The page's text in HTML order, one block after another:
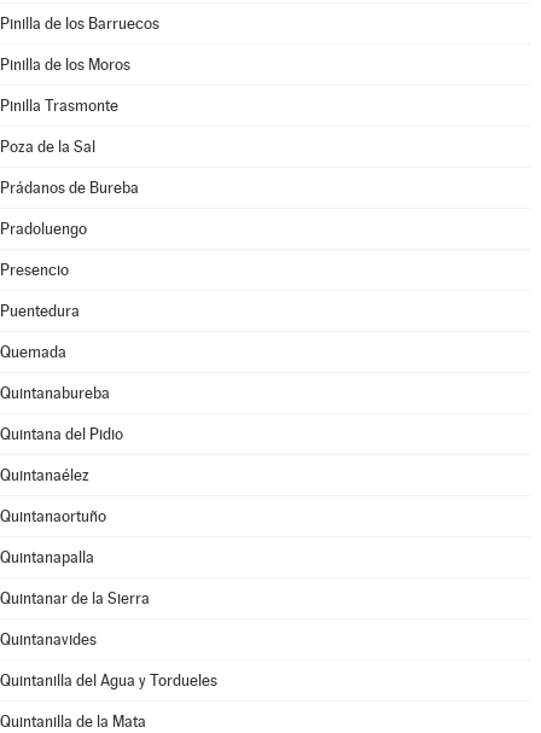
Pinilla de los Barruecos
Pinilla de los Moros
Pinilla Trasmonte
Poza de la Sal
Prádanos de Bureba
Pradoluengo
Presencio
Puentedura
Quemada
Quintanabureba
Quintana del Pidio
Quintanaélez
Quintanaortuño
Quintanapalla
Quintanar de la Sierra
Quintanavides
Quintanilla del Agua y Tordueles
Quintanilla de la Mata